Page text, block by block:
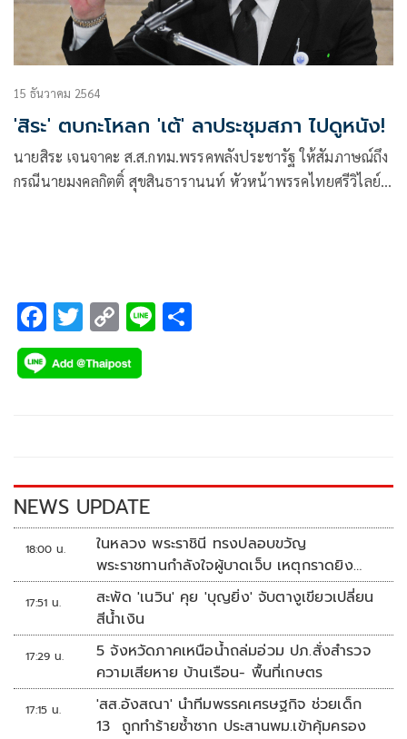
15 ธันวาคม 2564
'สิระ' ตบกะโหลก 'เต้' ลาประชุมสภา ไปดูหนัง!
นายสิระ เจนจาคะ ส.ส.กทม.พรรคพลังประชารัฐ ให้สัมภาษณ์ถึง
กรณีนายมงคลกิตติ์ สุขสินธารานนท์ หัวหน้าพรรคไทยศรีวิไลย์
F
ac
e
k
T
wi
tt
C
o
p
k
Li
NEWS UPDATE
18:00 น.
ในหลวง พระราชินี ทรงปลอบขวัญ
พระราชทานกำลังใจผู้บาดเจ็บ เหตุกราดยิง
รร.เทพศิรินทร์นนทบุรี
17:51 น.
สะพัด 'เนวิน' คุย 'บุญยิ่ง' จับตางูเขียวเปลี่ยน
สีน้ำเงิน
17:29 น.
5 จังหวัดภาคเหนือน้ำถล่มอ่วม ปภ.สั่งสำรวจ
ความเสียหาย บ้านเรือน- พื้นที่เกษตร
17:15 น.
'สส.อังสณา' นำทีมพรรคเศรษฐกิจ ช่วยเด็ก
13 ถูกทำร้ายซ้ำซาก ประสานพม.เข้าคุ้มครอง